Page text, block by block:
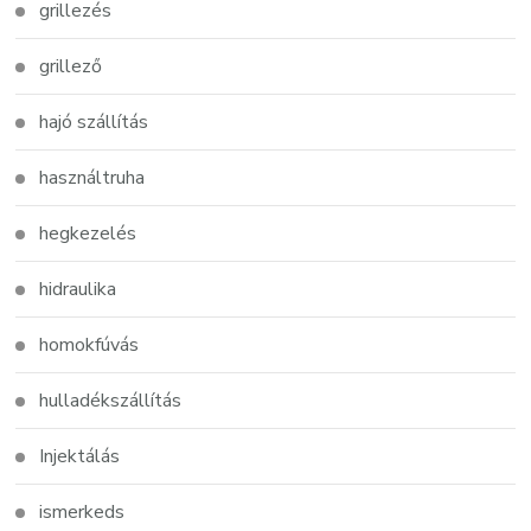
grillezés
grillező
hajó szállítás
használtruha
hegkezelés
hidraulika
homokfúvás
hulladékszállítás
Injektálás
ismerkeds